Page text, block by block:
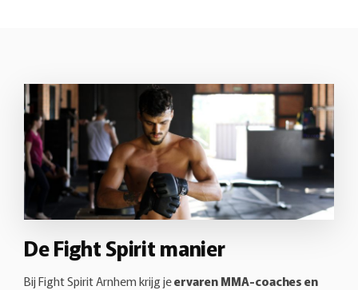
De Fight Spirit manier
Bij Fight Spirit Arnhem krijg jeervaren MMA-coaches en